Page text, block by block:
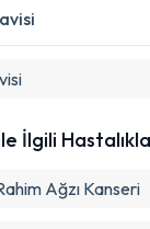
ve kişisel
işlenmesini kabul
İlgili
Ağzı Kanseri